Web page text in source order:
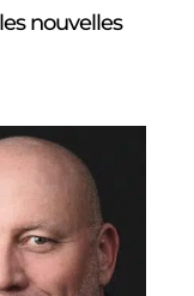
nouvelles